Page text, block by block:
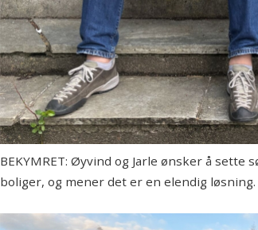
BEKYMRET: Øyvind og Jarle ønsker å sette
boliger, og mener det er en elendig løsning.